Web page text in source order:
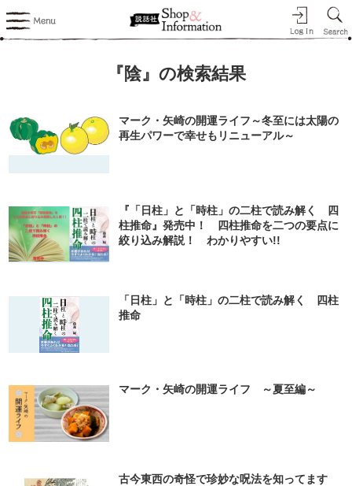
『陰』の検索結果
マーク・矢崎の開運ライフ～冬至には太陽の
再生パワーで幸せもリニューアル～
『「日柱」と「時柱」の二柱で読み解く 四
柱推命』発売中！ 四柱推命を二つの要点に
絞り込み解説！ わかりやすい!!
「日柱」と「時柱」の二柱で読み解く 四柱
推命
マーク・矢崎の開運ライフ ～夏至編～
古今東西の奇怪で珍妙な呪法を知ってます